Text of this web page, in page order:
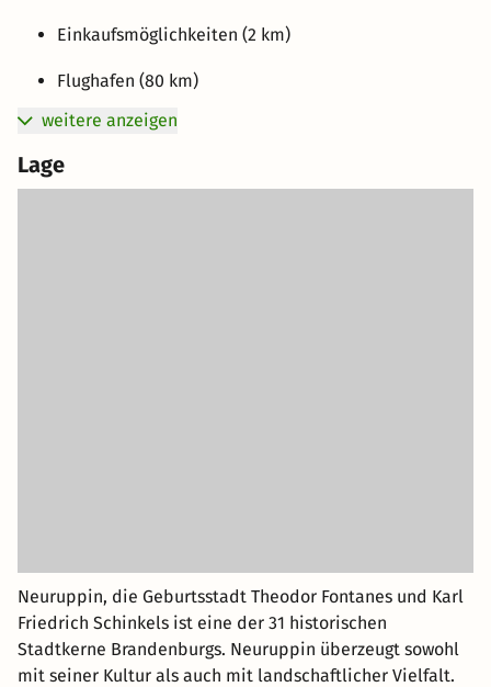
Einkaufsmöglichkeiten (2 km)
Flughafen (80 km)
weitere anzeigen
Lage
Neuruppin, die Geburtsstadt Theodor Fontanes und Karl
Friedrich Schinkels ist eine der 31 historischen
Stadtkerne Brandenburgs. Neuruppin überzeugt sowohl
mit seiner Kultur als auch mit landschaftlicher Vielfalt.